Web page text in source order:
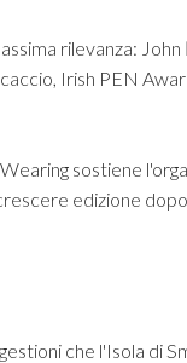
rilevanza: John
Irish PEN
sostiene
edizione
che l'Isola di